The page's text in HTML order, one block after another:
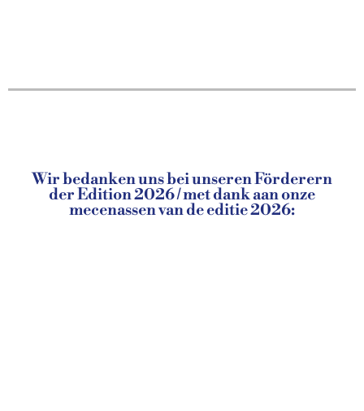
Wir bedanken uns bei unseren Förderern
der Edition 2026 / met dank aan onze
mecenassen van de editie 2026: